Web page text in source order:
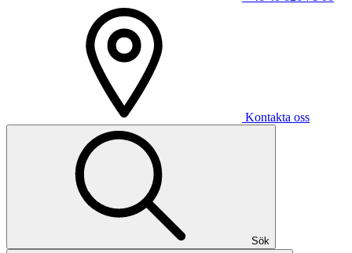
Kontakta oss
Sök